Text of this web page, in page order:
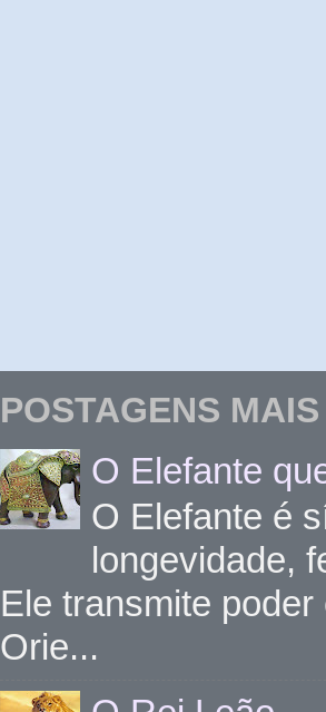
POSTAGENS
O Elefante
O Elefante é
longevidade,
Ele transmite
Orie...